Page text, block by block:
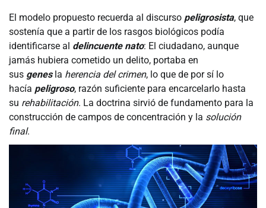
El modelo propuesto recuerda al discurso peligrosista, que
sostenía que a partir de los rasgos biológicos podía
identificarse al delincuente nato: El ciudadano, aunque
jamás hubiera cometido un delito, portaba en
sus genesla herencia del crimen, lo que de por sí lo
hacía peligroso, razón suficiente para encarcelarlo hasta
su rehabilitación. La doctrina sirvió de fundamento para la
construcción de campos de concentración y la solución
final.